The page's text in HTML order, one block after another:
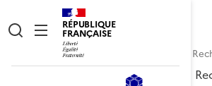
RÉPUBLIQUE
FRANÇAISE